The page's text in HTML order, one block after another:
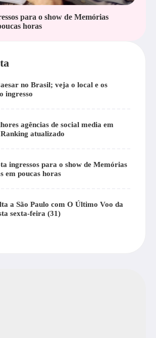
para o show de Memórias
horas
no Brasil; veja o local e os
ingresso
agências de social media em
atualizado
ingressos para o show de Memórias
em poucas horas
a São Paulo com O Último Voo da
sexta-feira (31)